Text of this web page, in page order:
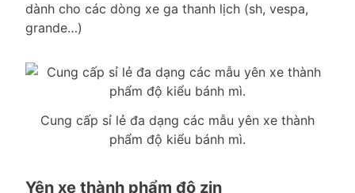
dành cho các dòng xe ga thanh lịch (sh, vespa,
grande…)
Cung cấp sỉ lẻ đa dạng các mẫu yên xe thành
phẩm độ kiểu bánh mì.
Yên xe thành phẩm độ zin